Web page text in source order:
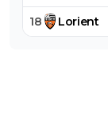
18 Lorient